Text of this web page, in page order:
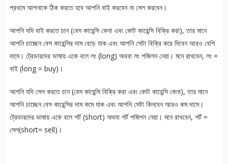
প্রথমে আপনাকে ঠিক করতে হবে আপনি বাই করবেন না সেল করবেন।
আপনি যদি বাই করতে চান (বেস কারেন্সি কেনা এবং কোট কারেন্সি বিক্রি করা), তার মানে
আপনি চাচ্ছেন বেস কারেন্সির দাম বেড়ে যাক এবং আপনি সেটা বিক্রি করে দিবেন আরও বেশি
দামে। ট্রেডারদের ভাষায় একে বলে লং (long) অথবা লং পজিশন নেয়া। মনে রাখবেন, লং =
বাই (long = buy)।
আপনি যদি সেল করতে চান (বেস কারেন্সি বিক্রি করা এবং কোট কারেন্সি কেনা), তার মানে
আপনি চাচ্ছেন বেস কারেন্সির দাম কমে যাক এবং আপনি সেটা কিনবেন আরও কম দামে।
ট্রেডারদের ভাষায় একে বলে শর্ট (short) অথবা শর্ট পজিশন নেয়া। মনে রাখবেন, শর্ট =
সেল(short= sell)।